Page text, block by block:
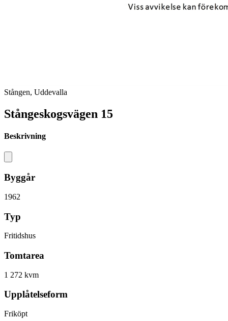
Stången, Uddevalla
Stångeskogsvägen 15
Beskrivning
Byggår
1962
Typ
Fritidshus
Tomtarea
1 272 kvm
Upplåtelseform
Friköpt